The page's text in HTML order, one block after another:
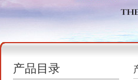
产品目录